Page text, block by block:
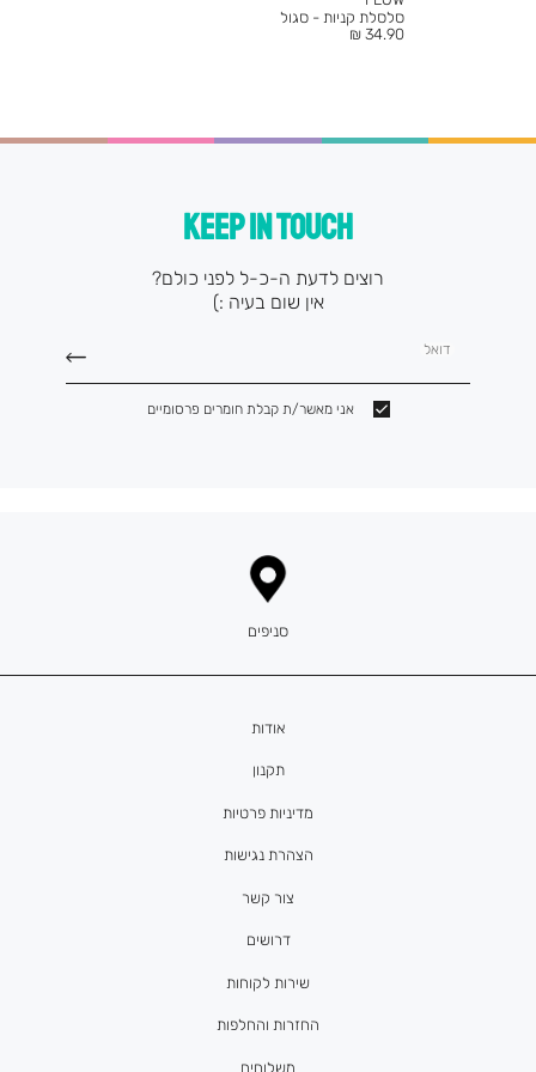
סלסלת קניות - סגול
מחיר
34.90 ₪
KEEP IN TOUCH
רוצים לדעת ה-כ-ל לפני כולם?
אין שום בעיה :)
דואל
אני מאשר/ת קבלת חומרים פרסומיים
אודות
תקנון
מדיניות פרטיות
הצהרת נגישות
צור קשר
דרושים
סניפים
שירות לקוחות
החזרות והחלפות
משלוחים